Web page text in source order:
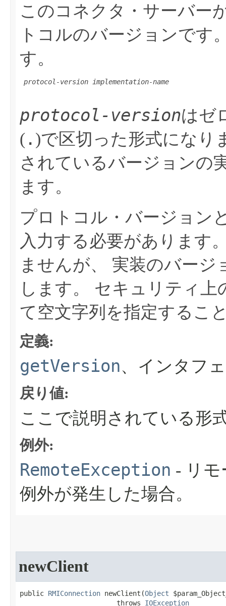
このコネクタ・サーバー
トコルのバージョンです
す。
protocol-version implementation-name
protocol-versionはゼ
( . )で区切った形式になり
されているバージョンの
ます。
プロトコル・バージョン
入力する必要があります
ませんが、
実装のバージ
します。
セキュリティ上
て空文字列を指定するこ
定義:
getVersion、インタフ
戻り値:
ここで説明されている形
例外:
RemoteException - リモ
例外が発生した場合。
newClient
public RMIConnection newClient​(Object
                        throws
IOException